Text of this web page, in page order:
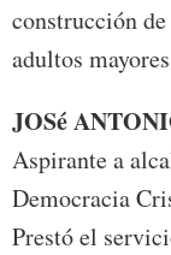
construcción
adultos
JOSé
Aspirante a
Democracia
Prestó el